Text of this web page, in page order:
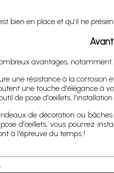
bien en place et qu'il ne
avantages, notamment :
une résistance à la corrosion
une touche d'élégance à
de pose d'œillets,
de décoration ou
d'œillets, vous pourrez
à l'épreuve du temps !